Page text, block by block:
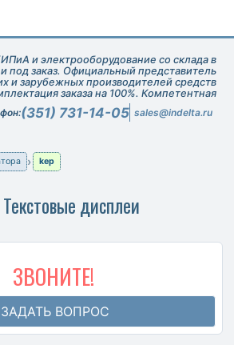
и электрооборудование со склада в
под заказ. Официальный представитель
и зарубежных производителей средств
заказа на 100%. Компетентная
поддержка при подборе оборудования.
(351) 731-14-05 sales@indelta.ru
kep
дисплеи
ЗВОНИТЕ!
ЗАДАТЬ ВОПРОС